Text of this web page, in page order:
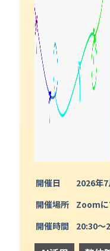
開催日
2026年
開催場所
Zoomに
開催時間
20:30〜